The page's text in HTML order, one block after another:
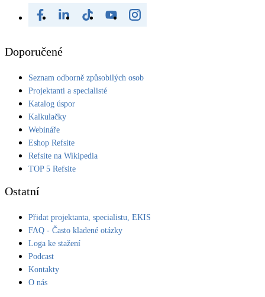
Doporučené
Seznam odborně způsobilých osob
Projektanti a specialisté
Katalog úspor
Kalkulačky
Webináře
Eshop Refsite
Refsite na Wikipedia
TOP 5 Refsite
Ostatní
Přidat projektanta, specialistu, EKIS
FAQ - Často kladené otázky
Loga ke stažení
Podcast
Kontakty
O nás